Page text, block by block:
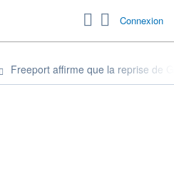
Connexion
Freeport affirme que la reprise de